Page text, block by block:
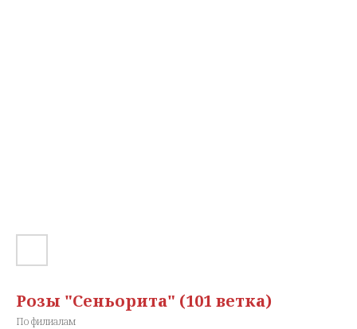
Розы "Сеньорита" (101 ветка)
По филиалам